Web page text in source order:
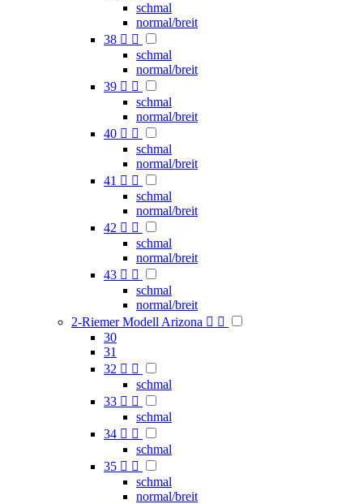
schmal
normal/breit
38  
schmal
normal/breit
39  
schmal
normal/breit
40  
schmal
normal/breit
41  
schmal
normal/breit
42  
schmal
normal/breit
43  
schmal
normal/breit
2-Riemer Modell Arizona  
30
31
32  
schmal
33  
schmal
34  
schmal
35  
schmal
normal/breit